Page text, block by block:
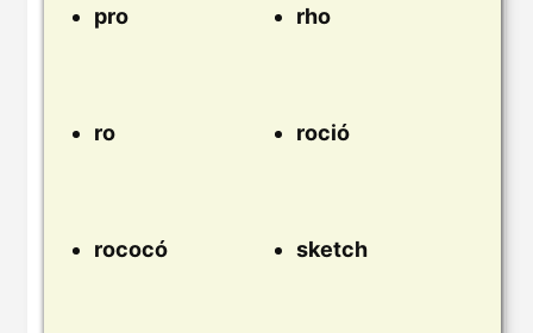
pro rho
ro roció
rococó sketch